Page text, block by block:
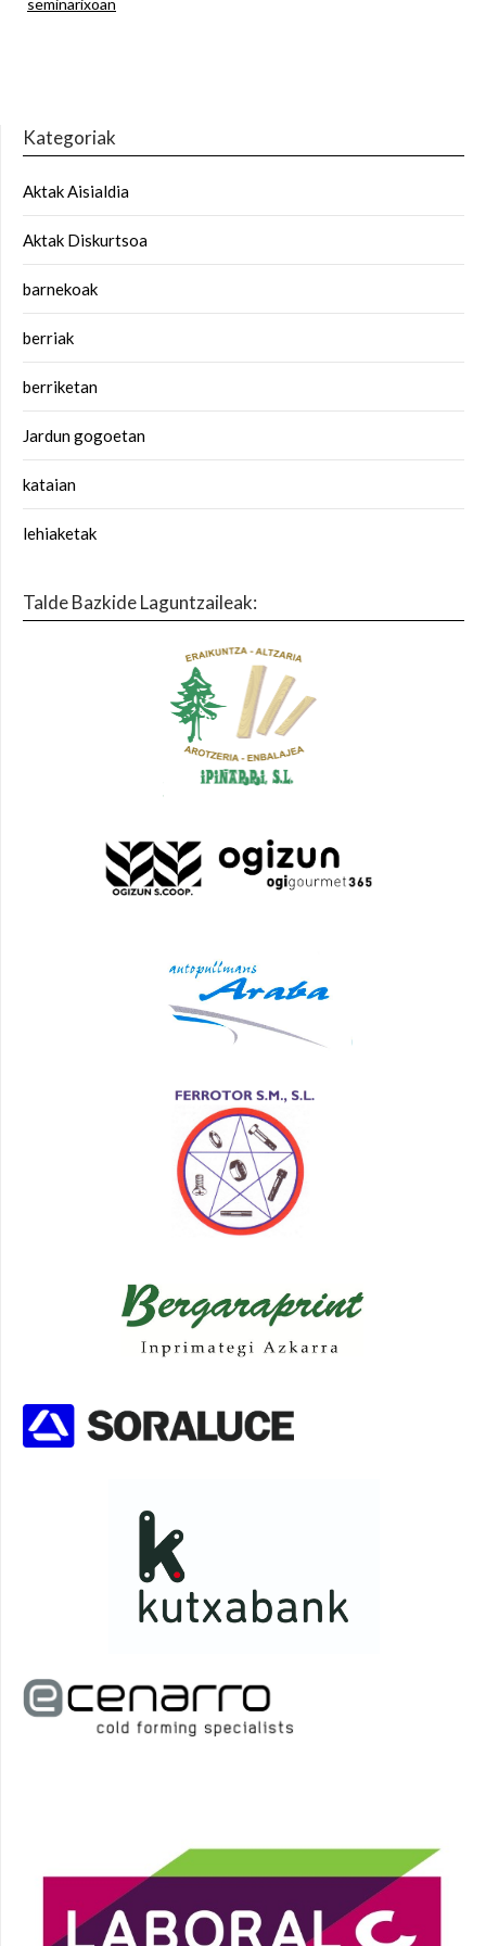
seminarixoan
Kategoriak
Aktak Aisialdia
Aktak Diskurtsoa
barnekoak
berriak
berriketan
Jardun gogoetan
kataian
lehiaketak
Talde Bazkide Laguntzaileak: